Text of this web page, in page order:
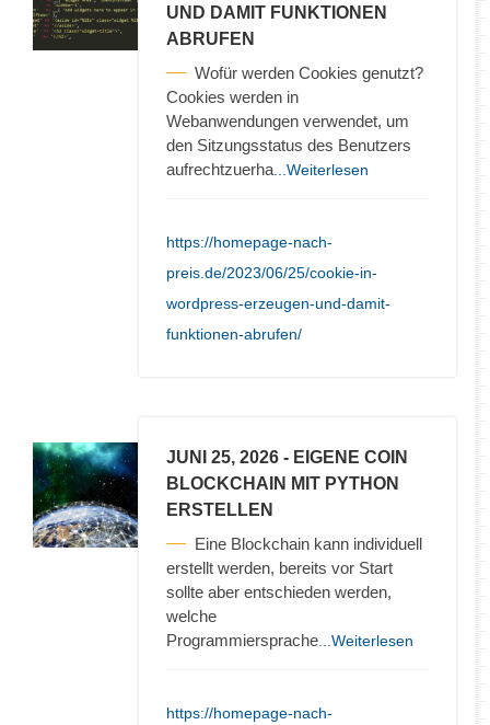
UND DAMIT FUNKTIONEN
ABRUFEN
Wofür werden Cookies genutzt?
Cookies werden in
Webanwendungen verwendet, um
den Sitzungsstatus des Benutzers
aufrechtzuerha ...Weiterlesen
https://homepage-nach-
preis.de/2023/06/25/cookie-in-
wordpress-erzeugen-und-damit-
funktionen-abrufen/
JUNI 25, 2026 - EIGENE COIN
BLOCKCHAIN MIT PYTHON
ERSTELLEN
Eine Blockchain kann individuell
erstellt werden, bereits vor Start
sollte aber entschieden werden,
welche
Programmiersprache ...Weiterlesen
https://homepage-nach-